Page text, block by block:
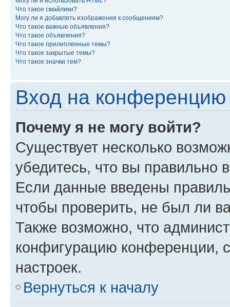
Что такое смайлики?
Могу ли я добавлять изображения к сообщениям?
Что такое важные объявления?
Что такое объявления?
Что такое прилепленные темы?
Что такое закрытые темы?
Что такое значки тем?
Вход на конференцию
Почему я не могу войти?
Существует несколько
убедитесь, что вы правильно
Если данные введены
чтобы проверить, не был ли
Также возможно, что
конфигурацию конференции,
настроек.
Вернуться к началу